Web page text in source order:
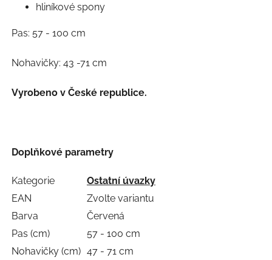
hliníkové spony
Pas: 57 - 100 cm
Nohavičky: 43 -71 cm
Vyrobeno v České republice.
Doplňkové parametry
Kategorie
Ostatní úvazky
EAN
Zvolte variantu
Barva
Červená
Pas (cm)
57 - 100 cm
Nohavičky (cm) 47 - 71 cm